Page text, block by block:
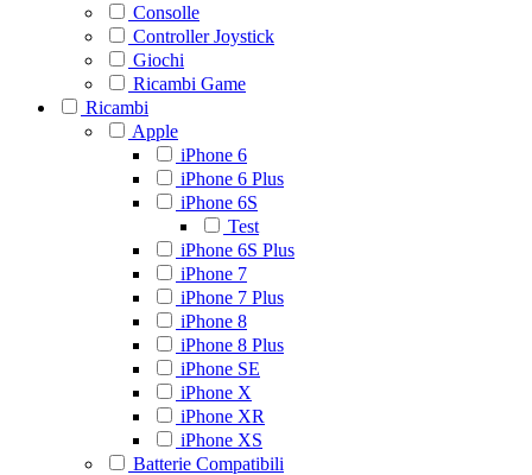
Consolle
Controller Joystick
Giochi
Ricambi Game
Ricambi
Apple
iPhone 6
iPhone 6 Plus
iPhone 6S
Test
iPhone 6S Plus
iPhone 7
iPhone 7 Plus
iPhone 8
iPhone 8 Plus
iPhone SE
iPhone X
iPhone XR
iPhone XS
Batterie Compatibili